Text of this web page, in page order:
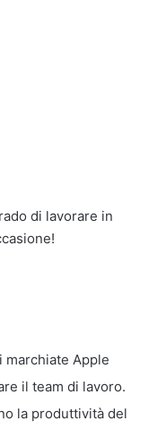
di lavorare in
Apple
il team di lavoro.
la produttività del